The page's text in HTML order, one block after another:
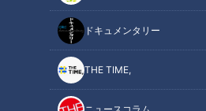
ドキュメンタリー
THE TIME,
ニュースコラム